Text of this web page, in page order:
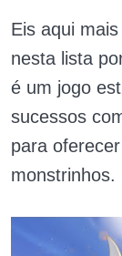
Eis aqui
nesta lista
é um jogo
sucessos
para
monstrinhos.